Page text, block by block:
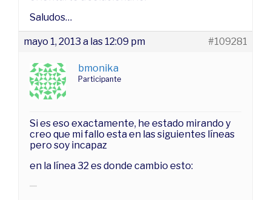
Saludos…
mayo 1, 2013 a las 12:09 pm #109281
bmonika
Participante
Si es eso exactamente, he estado mirando y
creo que mi fallo esta en las siguientes líneas
pero soy incapaz
en la línea 32 es donde cambio esto: